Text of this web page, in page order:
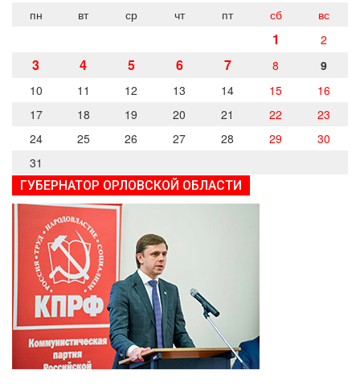
8 (4862) 22-33-44
8 (4862) 77-88-99
Вход Регистрация
пн
вт ср чт пт сб вс
1 2
3 4 5 6 7 8
9
10
11 12 13 14 15
16
17
18 19 20 21 22
23
24
25 26 27 28 29
30
31
ГУБЕРНАТОР ОРЛОВСКОЙ ОБЛАСТИ